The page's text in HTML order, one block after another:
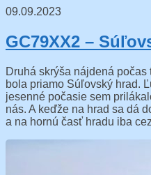
09.09.2023
GC79XX2 –
Druhá skrýša nájdená
bola priamo Súľovský hrad.
jesenné počasie sem
nás. A keďže na hrad sa dá
a na hornú časť hradu iba